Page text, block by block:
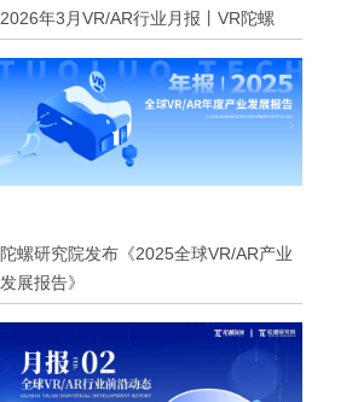
2026年3月VR/AR行业月报丨VR陀螺
陀螺研究院发布《2025全球VR/AR产业
发展报告》